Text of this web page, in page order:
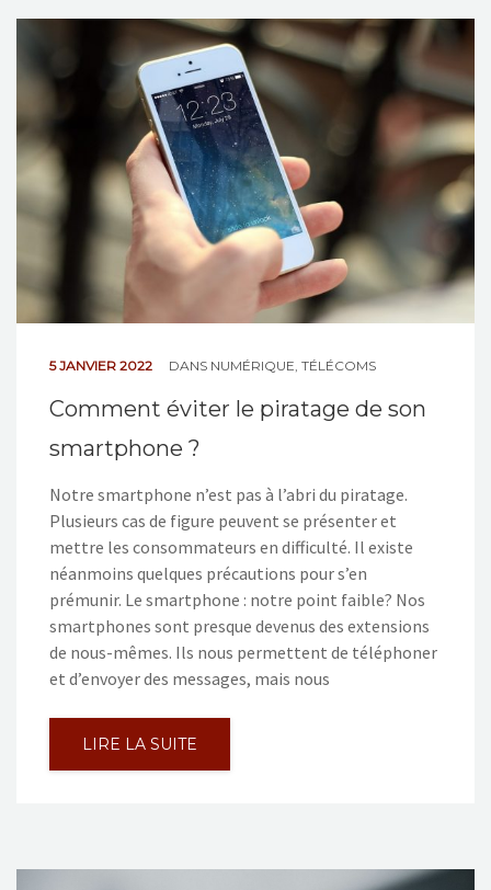
5 JANVIER 2022 DANS NUMÉRIQUE, TÉLÉCOMS
Comment éviter le piratage de son
smartphone ?
Notre smartphone n’est pas à l’abri du piratage.
Plusieurs cas de figure peuvent se présenter et
mettre les consommateurs en difficulté. Il existe
néanmoins quelques précautions pour s’en
prémunir. Le smartphone : notre point faible? Nos
smartphones sont presque devenus des extensions
de nous-mêmes. Ils nous permettent de téléphoner
et d’envoyer des messages, mais nous
LIRE LA SUITE